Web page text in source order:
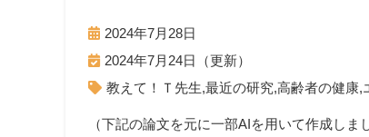
2024年7月28日
2024年7月24日（更新）
教えて！Ｔ先生,最近の研究,高齢者の健康,
（下記の論文を元に一部AIを用いて作成しま